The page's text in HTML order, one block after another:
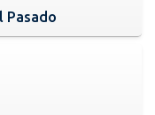
Pasado